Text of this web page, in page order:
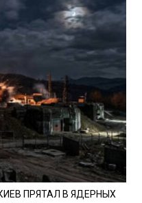
ПРЯТАЛ В ЯДЕРНЫХ